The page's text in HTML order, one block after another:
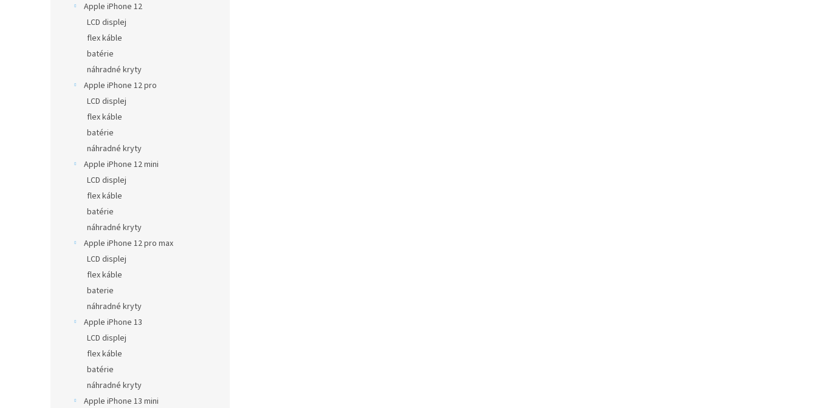
Apple iPhone 12
LCD displej
flex káble
batérie
náhradné kryty
Apple iPhone 12 pro
LCD displej
flex káble
batérie
náhradné kryty
Apple iPhone 12 mini
LCD displej
flex káble
batérie
náhradné kryty
Apple iPhone 12 pro max
LCD displej
flex káble
baterie
náhradné kryty
Apple iPhone 13
LCD displej
flex káble
batérie
náhradné kryty
Apple iPhone 13 mini